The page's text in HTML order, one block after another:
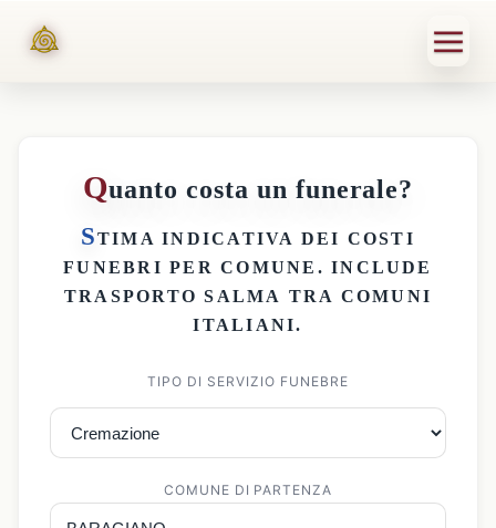
Quanto costa un funerale?
STIMA INDICATIVA DEI COSTI
FUNEBRI PER COMUNE . INCLUDE
TRASPORTO SALMA TRA COMUNI
ITALIANI.
TIPO DI SERVIZIO FUNEBRE
COMUNE DI PARTENZA